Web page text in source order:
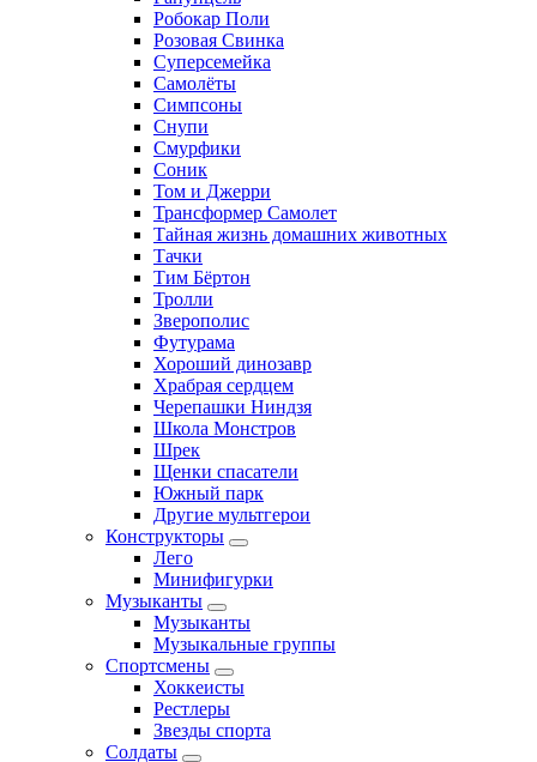
Робокар Поли
Розовая Свинка
Суперсемейка
Самолёты
Симпсоны
Снупи
Смурфики
Соник
Том и Джерри
Трансформер Самолет
Тайная жизнь домашних животных
Тачки
Тим Бёртон
Тролли
Зверополис
Футурама
Хороший динозавр
Храбрая сердцем
Черепашки Ниндзя
Школа Монстров
Шрек
Щенки спасатели
Южный парк
Другие мультгерои
Конструкторы
Лего
Минифигурки
Музыканты
Музыканты
Музыкальные группы
Спортсмены
Хоккеисты
Рестлеры
Звезды спорта
Солдаты